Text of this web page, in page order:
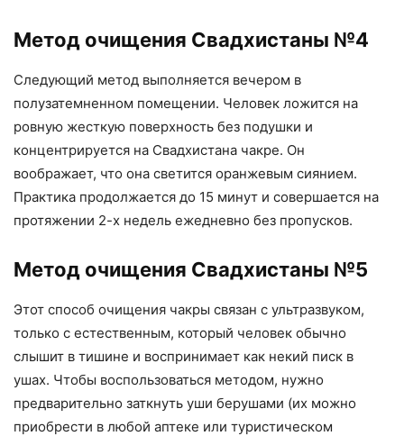
Метод очищения Свадхистаны №4
Следующий метод выполняется вечером в
полузатемненном помещении. Человек ложится на
ровную жесткую поверхность без подушки и
концентрируется на Свадхистана чакре. Он
воображает, что она светится оранжевым сиянием.
Практика продолжается до 15 минут и совершается на
протяжении 2-х недель ежедневно без пропусков.
Метод очищения Свадхистаны №5
Этот способ очищения чакры связан с ультразвуком,
только с естественным, который человек обычно
слышит в тишине и воспринимает как некий писк в
ушах. Чтобы воспользоваться методом, нужно
предварительно заткнуть уши берушами (их можно
приобрести в любой аптеке или туристическом